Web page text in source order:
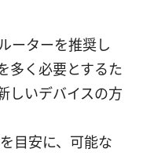
ーターを推奨し
多く必要とするた
しいデバイスの方
目安に、可能な